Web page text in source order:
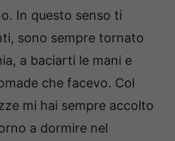
In questo senso ti
sono sempre tornato
a baciarti le mani e
che facevo. Col
mi hai sempre accolto
a dormire nel